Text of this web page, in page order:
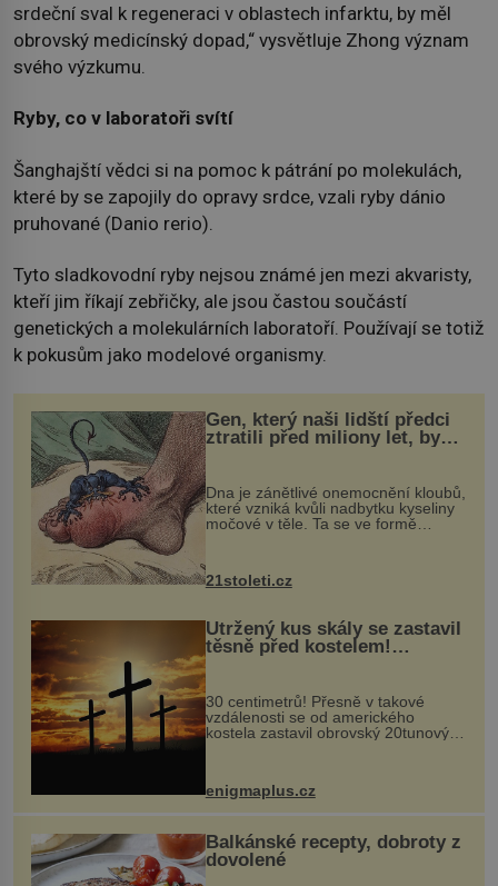
srdeční sval k regeneraci v oblastech infarktu, by měl
obrovský medicínský dopad,“ vysvětluje Zhong význam
svého výzkumu.
Ryby, co v laboratoři svítí
Šanghajští vědci si na pomoc k pátrání po molekulách,
které by se zapojily do opravy srdce, vzali ryby dánio
pruhované (Danio rerio).
Tyto sladkovodní ryby nejsou známé jen mezi akvaristy,
kteří jim říkají zebřičky, ale jsou častou součástí
genetických a molekulárních laboratoří. Používají se totiž
k pokusům jako modelové organismy.
Gen, který naši lidští předci
ztratili před miliony let, by
mohl pomoci s léčbou
„nemoci králů“
Dna je zánětlivé onemocnění kloubů,
které vzniká kvůli nadbytku kyseliny
močové v těle. Ta se ve formě
nohou, a způsobuje bole...
21stoleti.cz
Utržený kus skály se zastavil
těsně před kostelem!
Ochránila ho boží síla?
30 centimetrů! Přesně v takové
vzdálenosti se od amerického
kostela zastavil obrovský 20tunový
...
enigmaplus.cz
Balkánské recepty, dobroty z
dovolené